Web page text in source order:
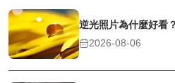
逆光照片為什麼好看
2026-08-06